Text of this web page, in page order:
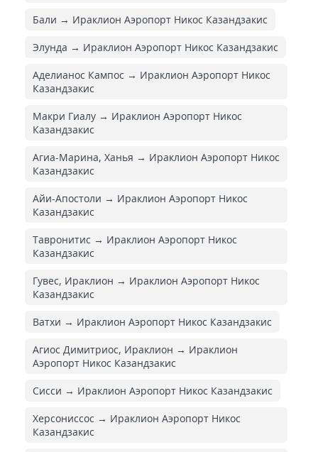
Бали → Ираклион Аэропорт Никос Казандзакис
Элунда → Ираклион Аэропорт Никос Казандзакис
Аделианос Кампос → Ираклион Аэропорт Никос
Казандзакис
Макри Гиалу → Ираклион Аэропорт Никос
Казандзакис
Агиа-Марина, Ханья → Ираклион Аэропорт Никос
Казандзакис
Айи-Апостоли → Ираклион Аэропорт Никос
Казандзакис
Тавронитис → Ираклион Аэропорт Никос
Казандзакис
Гувес, Ираклион → Ираклион Аэропорт Никос
Казандзакис
Ватхи → Ираклион Аэропорт Никос Казандзакис
Агиос Димитриос, Ираклион → Ираклион
Аэропорт Никос Казандзакис
Сисси → Ираклион Аэропорт Никос Казандзакис
Херсониссос → Ираклион Аэропорт Никос
Казандзакис